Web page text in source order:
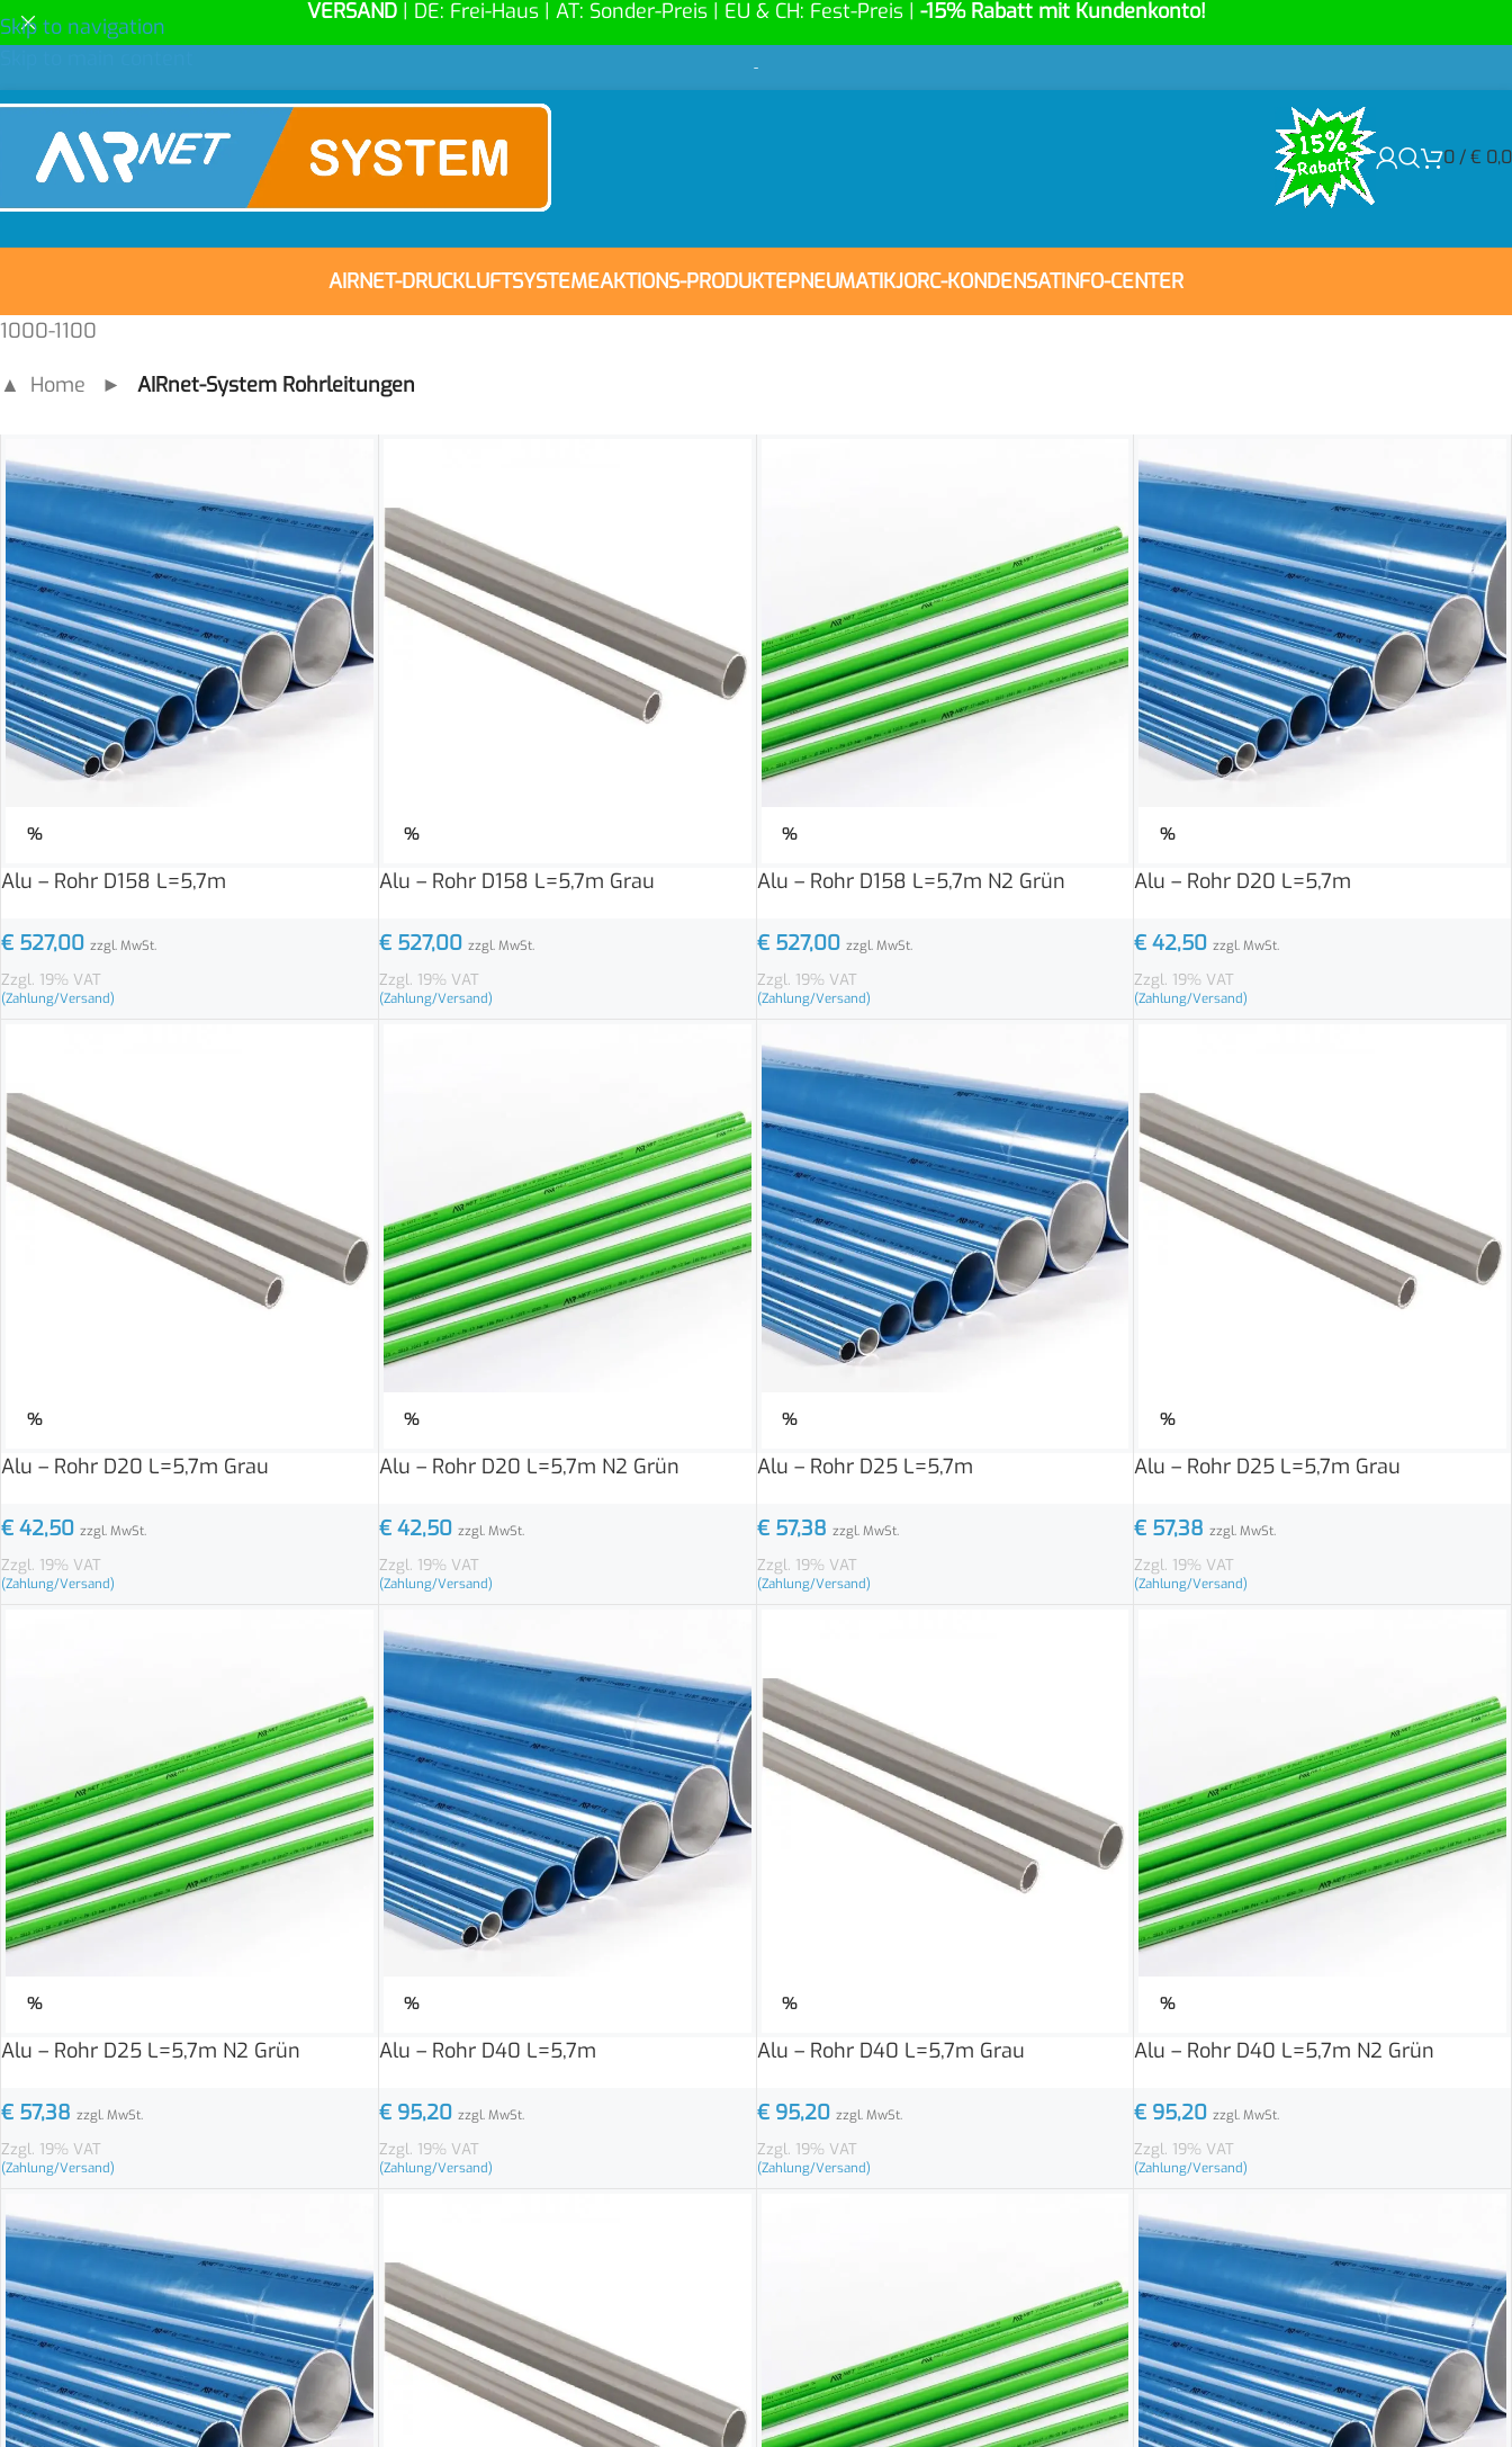
Skip to navigation
VERSAND | DE: Frei-Haus | AT: Sonder-Preis | EU & CH: Fest-Preis | -15% Rabatt mit Kundenkonto!
-
0 /€
AIRNET-DRUCKLUFTSYSTEMEAKTIONS-PRODUKTEPNEUMATIKJORC-KONDENSATINFO-CENTER
1000-1100
▲ Home ► AIRnet-System Rohrleitungen
%
Alu – Rohr D158 L=5,7m
€ 527,00 zzgl. MwSt.
Zzgl. 19% VAT
(Zahlung/Versand)
%
Alu – Rohr D158 L=5,7m Grau
€527,00 zzgl. MwSt.
Zzgl. 19% VAT
(Zahlung/Versand)
%
Alu – Rohr D158 L=5,7m N2 Grün
€527,00 zzgl. MwSt.
Zzgl. 19% VAT
(Zahlung/Versand)
%
Alu – Rohr D20 L=5,7m
€ 42,50 zzgl. MwSt.
Zzgl. 19% VAT
(Zahlung/Versand)
%
Alu – Rohr D20 L=5,7m Grau
€ 42,50 zzgl. MwSt.
Zzgl. 19% VAT
(Zahlung/Versand)
%
Alu – Rohr D20 L=5,7m N2 Grün
€42,50 zzgl. MwSt.
Zzgl. 19% VAT
(Zahlung/Versand)
%
Alu – Rohr D25 L=5,7m
€57,38 zzgl. MwSt.
Zzgl. 19% VAT
(Zahlung/Versand)
%
Alu – Rohr D25 L=5,7m Grau
€ 57,38 zzgl. MwSt.
Zzgl. 19% VAT
(Zahlung/Versand)
%
Alu – Rohr D25 L=5,7m N2 Grün
€ 57,38 zzgl. MwSt.
Zzgl. 19% VAT
(Zahlung/Versand)
%
Alu – Rohr D40 L=5,7m
€95,20 zzgl. MwSt.
Zzgl. 19% VAT
(Zahlung/Versand)
%
Alu – Rohr D40 L=5,7m Grau
€95,20 zzgl. MwSt.
Zzgl. 19% VAT
(Zahlung/Versand)
%
Alu – Rohr D40 L=5,7m N2 Grün
€ 95,20 zzgl. MwSt.
Zzgl. 19% VAT
(Zahlung/Versand)